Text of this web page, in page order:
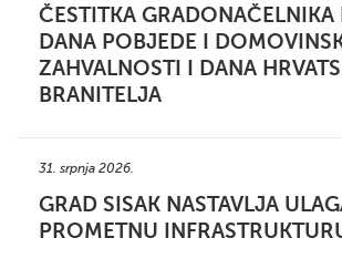
ČESTITKA
DANA POBJEDE I
ZAHVALNOSTI I DANA
BRANITELJA
31. srpnja 2026.
GRAD SISAK NASTAVLJA
PROMETNU